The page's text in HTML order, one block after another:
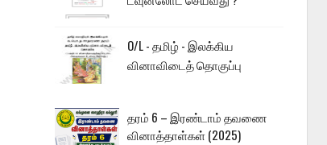
O/L - தமிழ் - இலக்கிய
வினாவிடைத் தொகுப்பு
தரம் 6 – இரண்டாம் தவணை
வினாத்தாள்கள் (2025)